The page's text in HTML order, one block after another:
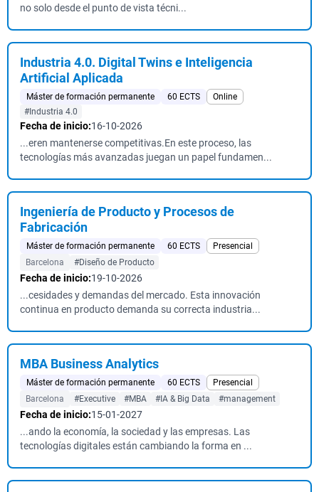
no solo desde el punto de vista técni...
Industria 4.0. Digital Twins e Inteligencia
Artificial Aplicada
Máster de formación permanente 60 ECTS
Online
#Industria 4.0
Fecha de inicio:16-10-2026
...eren mantenerse competitivas.En este proceso, las
tecnologías más avanzadas juegan un papel fundamen...
Ingeniería de Producto y Procesos de
Fabricación
Máster de formación permanente 60 ECTS
Presencial
Barcelona
#Diseño de Producto
Fecha de inicio:19-10-2026
...cesidades y demandas del mercado. Esta innovación
continua en producto demanda su correcta industria...
MBA Business Analytics
Máster de formación permanente 60 ECTS
Presencial
Barcelona
#Executive #MBA #IA & Big Data #management
Fecha de inicio:15-01-2027
...ando la economía, la sociedad y las empresas. Las
tecnologías digitales están cambiando la forma en ...